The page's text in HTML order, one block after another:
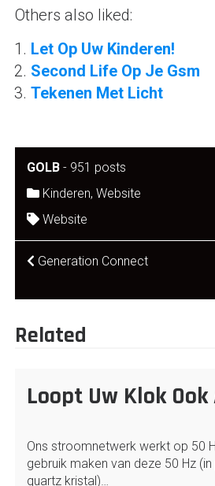
Others also liked:
Let Op Uw Kinderen!
Second Life Op Je Gsm
Tekenen Met Licht
GOLB- 951 posts
Kinderen, Website
Website
Post
navigation
Generation Connect
Related
Loopt Uw Klok
Ons stroomnetwerk werkt op 50
gebruik maken van deze 50 Hz
quartz kristal)…